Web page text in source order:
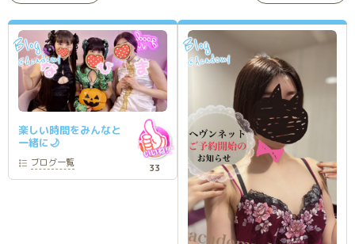
Blog
@Academy
楽しい時間をみんなと
一緒に🌙
ブログ一覧 33
Blog
@Academy